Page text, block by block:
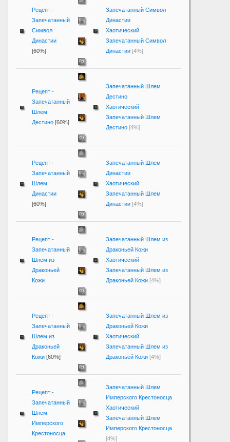
Рецепт -
Запечатанный
Символ
Династии
[60%]
Запечатанный Символ
Династии
Хаотический
Запечатанный Символ
Династии [4%]
Рецепт -
Запечатанный
Шлем
Дестино [60%]
Запечатанный Шлем
Дестино
Хаотический
Запечатанный Шлем
Дестино [4%]
Рецепт -
Запечатанный
Шлем
Династии
[60%]
Запечатанный Шлем
Династии
Хаотический
Запечатанный Шлем
Династии [4%]
Рецепт -
Запечатанный
Шлем из
Драконьей
Кожи
Запечатанный Шлем из
Драконьей Кожи
Хаотический
Запечатанный Шлем из
Драконьей Кожи [4%]
Рецепт -
Запечатанный
Шлем из
Драконьей
Кожи [60%]
Запечатанный Шлем из
Драконьей Кожи
Хаотический
Запечатанный Шлем из
Драконьей Кожи [4%]
Рецепт -
Запечатанный
Шлем
Имперского
Крестоносца
Запечатанный Шлем
Имперского Крестоносца
Хаотический
Запечатанный Шлем
Имперского Крестоносца
[4%]